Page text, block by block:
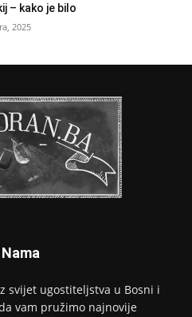
– kako je bilo
2025
Nama
svijet ugostiteljstva u Bosni i
vam pružimo najnovije